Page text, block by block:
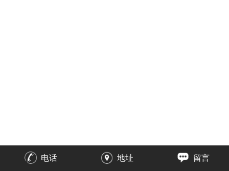
电话 地址 留言